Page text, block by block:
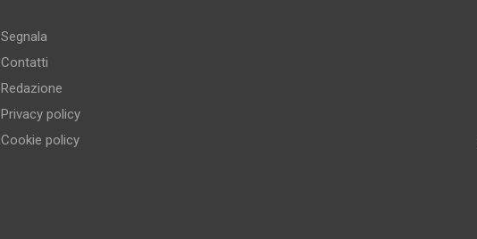
Segnala
Contatti
Redazione
Privacy policy
Cookie policy